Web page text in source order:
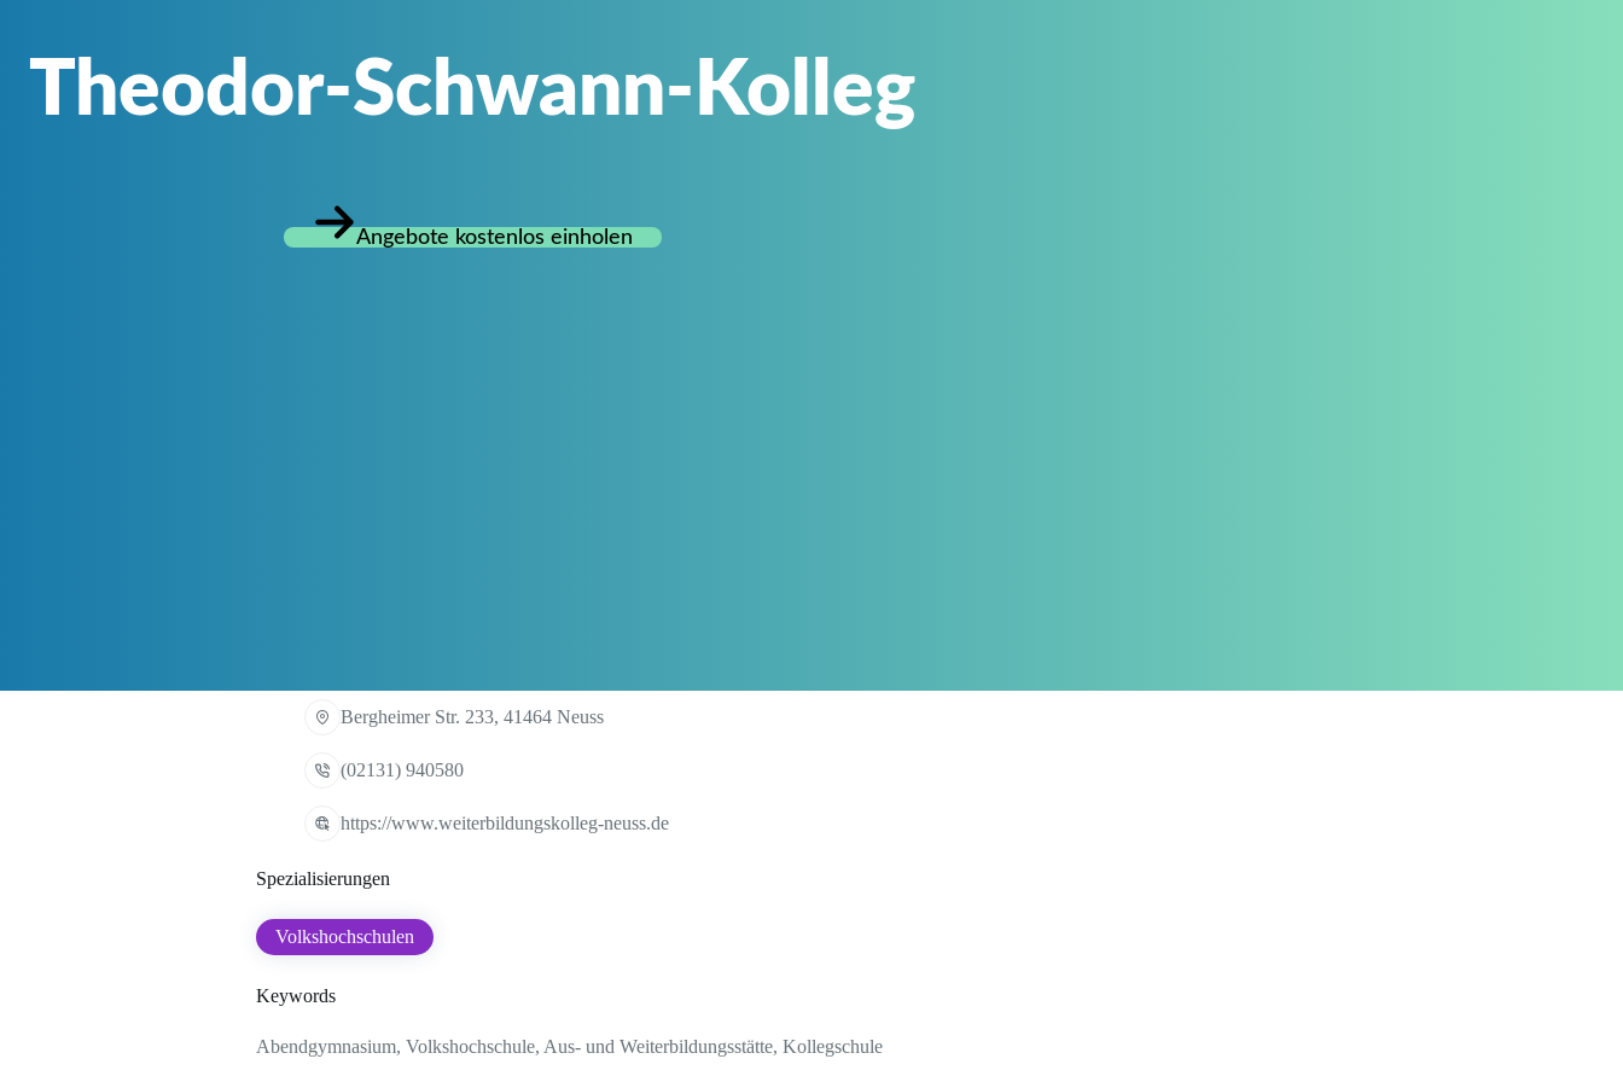
Theodor-Schwann-Kolleg
Angebote kostenlos einholen
Bergheimer Str. 233, 41464 Neuss
(02131) 940580
https://www.weiterbildungskolleg-neuss.de
Spezialisierungen
Volkshochschulen
Keywords
Abendgymnasium, Volkshochschule, Aus- und Weiterbildungsstätte, Kollegschule